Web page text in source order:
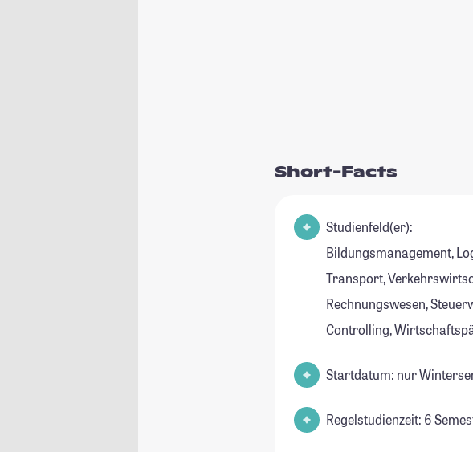
Short-Facts
Studienfeld(er):
Bildungsmanagement,
Transport,
Rechnungswesen,
Controlling,
Startdatum: nur
Regelstudienzeit: 6